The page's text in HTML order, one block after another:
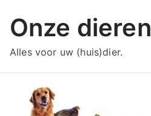
naar
inhoud
Onze dieren
Alles voor uw (huis)dier.